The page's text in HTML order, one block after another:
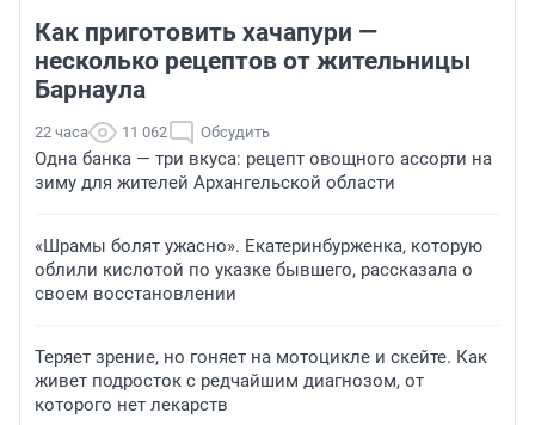
Как приготовить хачапури —
несколько рецептов от жительницы
Барнаула
22 часа 11 062 Обсудить
Одна банка — три вкуса: рецепт овощного ассорти на
зиму для жителей Архангельской области
«Шрамы болят ужасно». Екатеринбурженка, которую
облили кислотой по указке бывшего, рассказала о
своем восстановлении
Теряет зрение, но гоняет на мотоцикле и скейте. Как
живет подросток с редчайшим диагнозом, от
которого нет лекарств